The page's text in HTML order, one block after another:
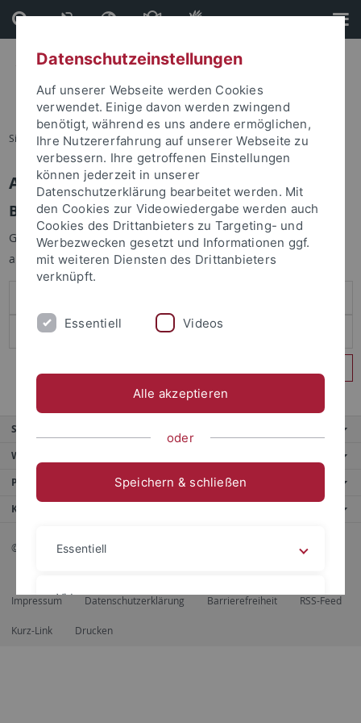
Direkt
zum
Inhalt
Direkt
zur
Fußleiste
Sie sind hier: Startseite
Anmelden
Benutzeranmeldung
Geben Sie Ihren Benutzernamen und Ihr Passwort an um sich
anzumelden:
Service
Weitere Angebote
Portale
Kontaktinfo
© 2026 Eberhard Karls Universität Tübingen, Tübingen
Impressum Datenschutzerklärung Barrierefreiheit RSS-Feed
Kurz-Link Drucken
Datenschutzeinstellungen
Auf unserer Webseite werden Cookies
verwendet. Einige davon werden zwingend
benötigt, während es uns andere ermöglichen,
Ihre Nutzererfahrung auf unserer Webseite zu
verbessern. Ihre getroffenen Einstellungen
können jederzeit in unserer
Datenschutzerklärung bearbeitet werden. Mit
den Cookies zur Videowiedergabe werden auch
Cookies des Drittanbieters zu Targeting- und
Werbezwecken gesetzt und Informationen ggf.
mit weiteren Diensten des Drittanbieters
verknüpft.
Essentiell Videos
Alle akzeptieren
oder
Speichern & schließen
Essentiell
Videos